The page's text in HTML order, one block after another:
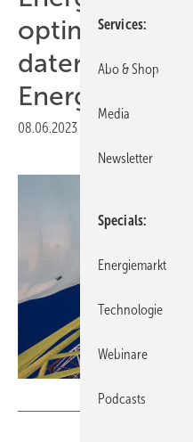
optimierten,
08.06.2023
Services
Abo & Shop
Media
Newsletter
Specials
Energiemarkt
Technologie
Webinare
Podcasts